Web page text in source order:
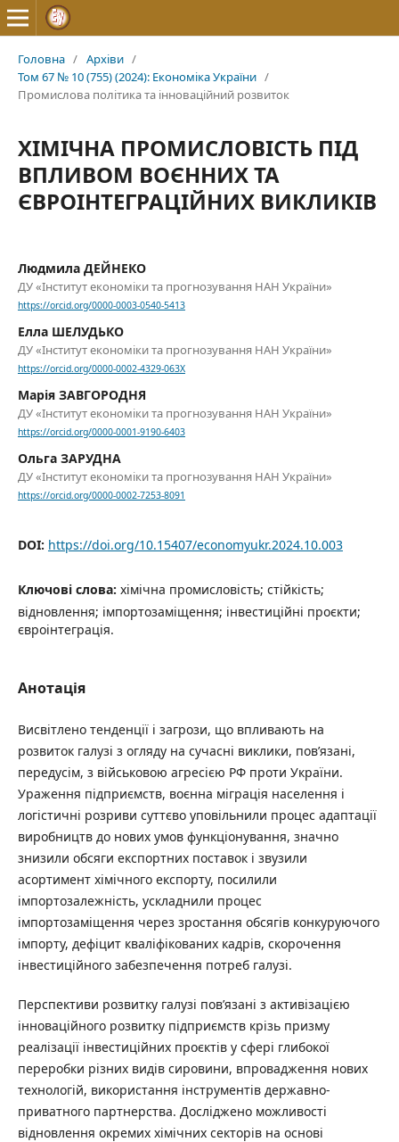
Головна / Архіви /
Том 67 № 10 (755) (2024): Економіка України /
Промислова політика та інноваційний розвиток
ХІМІЧНА ПРОМИСЛОВІСТЬ ПІД
ВПЛИВОМ ВОЄННИХ ТА
ЄВРОІНТЕГРАЦІЙНИХ ВИКЛИКІВ
Людмила ДЕЙНЕКО
ДУ «Інститут економіки та прогнозування НАН України»
https://orcid.org/0000-0003-0540-5413
Елла ШЕЛУДЬКО
ДУ «Інститут економіки та прогнозування НАН України»
https://orcid.org/0000-0002-4329-063X
Марія ЗАВГОРОДНЯ
ДУ «Інститут економіки та прогнозування НАН України»
https://orcid.org/0000-0001-9190-6403
Oльга ЗАРУДНА
ДУ «Інститут економіки та прогнозування НАН України»
https://orcid.org/0000-0002-7253-8091
DOI: https://doi.org/10.15407/economyukr.2024.10.003
Ключові слова: хімічна промисловість; стійкість;
відновлення; імпортозаміщення; інвестиційні проєкти;
євроінтеграція.
Анотація
Висвітлено тенденції і загрози, що впливають на
розвиток галузі з огляду на сучасні виклики, пов’язані,
передусім, з військовою агресією РФ проти України.
Ураження підприємств, воєнна міграція населення і
логістичні розриви суттєво уповільнили процес адаптації
виробництв до нових умов функціонування, значно
знизили обсяги експортних поставок і звузили
асортимент хімічного експорту, посилили
імпортозалежність, ускладнили процес
імпортозаміщення через зростання обсягів конкуруючого
імпорту, дефіцит кваліфікованих кадрів, скорочення
інвестиційного забезпечення потреб галузі.
Перспективи розвитку галузі пов’язані з активізацією
інноваційного розвитку підприємств крізь призму
реалізації інвестиційних проєктів у сфері глибокої
переробки різних видів сировини, впровадження нових
технологій, використання інструментів державно-
приватного партнерства. Досліджено можливості
відновлення окремих хімічних секторів на основі